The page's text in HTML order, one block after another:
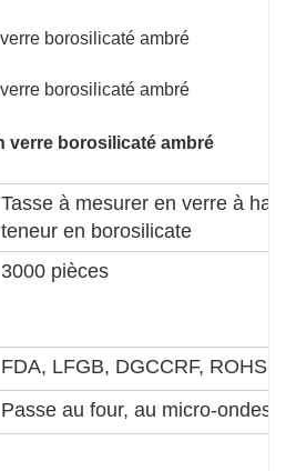
Tasse à mesurer en verre à
teneur en borosilicate
3000 pièces
FDA, LFGB, DGCCRF, ROHS,
Passe au four, au micro-